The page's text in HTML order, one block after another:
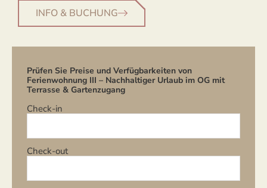
INFO & BUCHUNG
Prüfen Sie Preise und Verfügbarkeiten von
Ferienwohnung III – Nachhaltiger Urlaub im OG mit
Terrasse & Gartenzugang
Check-in
Check-out